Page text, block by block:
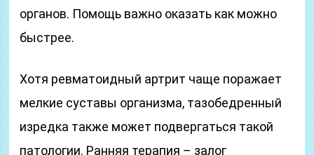
органов. Помощь важно оказать как можно
быстрее.
Хотя ревматоидный артрит чаще поражает
мелкие суставы организма, тазобедренный
изредка также может подвергаться такой
патологии. Ранняя терапия – залог